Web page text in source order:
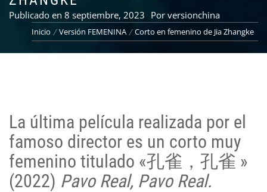
Publicado en 8 septiembre, 2023 Por versionchina
Inicio Versión FEMENINA Corto en femenino de Jia Zhangke
La última película realizada por el
famoso director es un corto muy
femenino titulado «孔雀，孔雀 »
(2022) Pavo Real, Pavo Real.